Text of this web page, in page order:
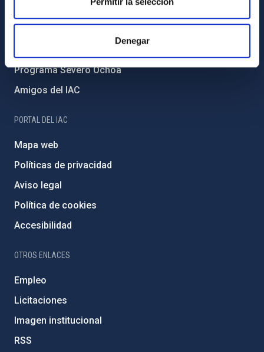
Denegar
Proyectos institucionales
Programa Severo Ochoa
Amigos del IAC
PORTAL DEL IAC
Mapa web
Políticas de privacidad
Aviso legal
Política de cookies
Accesibilidad
OTROS ENLACES
Empleo
Licitaciones
Imagen institucional
RSS